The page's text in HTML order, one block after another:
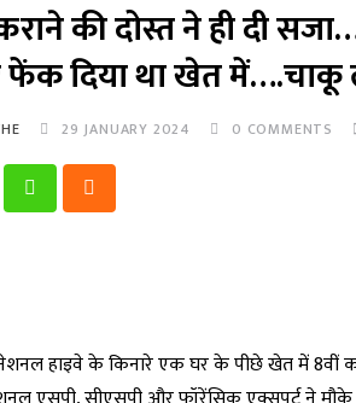
की दोस्त ने ही दी
दिया था खेत में….चाकू
29 JANUARY 2024 0 COMMENTS
WhatsappCloud
हाइवे के किनारे एक घर के पीछे खेत में 8वीं